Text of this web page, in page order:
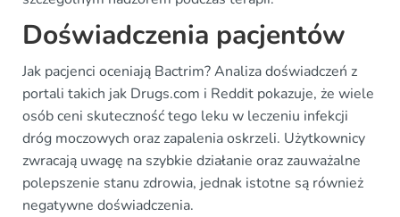
Doświadczenia pacjentów
Jak pacjenci oceniają Bactrim? Analiza doświadczeń z
portali takich jak Drugs.com i Reddit pokazuje, że wiele
osób ceni skuteczność tego leku w leczeniu infekcji
dróg moczowych oraz zapalenia oskrzeli. Użytkownicy
zwracają uwagę na szybkie działanie oraz zauważalne
polepszenie stanu zdrowia, jednak istotne są również
negatywne doświadczenia.